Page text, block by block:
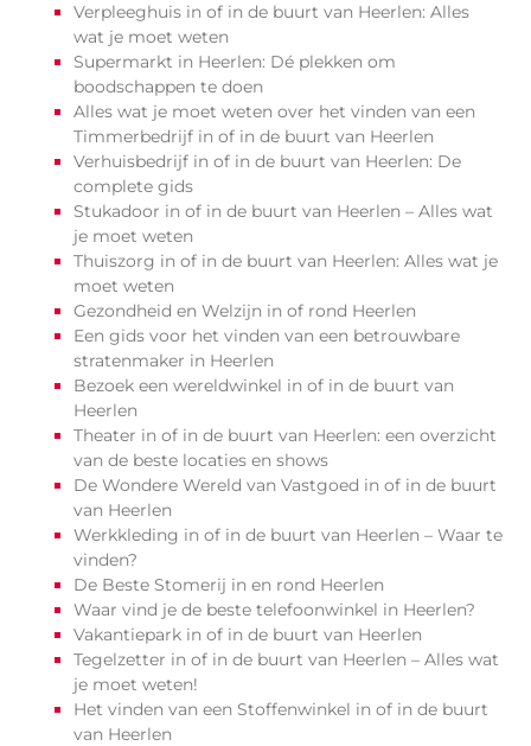
Verpleeghuis in of in de buurt van Heerlen: Alles
wat je moet weten
Supermarkt in Heerlen: Dé plekken om
boodschappen te doen
Alles wat je moet weten over het vinden van een
Timmerbedrijf in of in de buurt van Heerlen
Verhuisbedrijf in of in de buurt van Heerlen: De
complete gids
Stukadoor in of in de buurt van Heerlen – Alles wat
je moet weten
Thuiszorg in of in de buurt van Heerlen: Alles wat je
moet weten
Gezondheid en Welzijn in of rond Heerlen
Een gids voor het vinden van een betrouwbare
stratenmaker in Heerlen
Bezoek een wereldwinkel in of in de buurt van
Heerlen
Theater in of in de buurt van Heerlen: een overzicht
van de beste locaties en shows
De Wondere Wereld van Vastgoed in of in de buurt
van Heerlen
Werkkleding in of in de buurt van Heerlen – Waar te
vinden?
De Beste Stomerij in en rond Heerlen
Waar vind je de beste telefoonwinkel in Heerlen?
Vakantiepark in of in de buurt van Heerlen
Tegelzetter in of in de buurt van Heerlen – Alles wat
je moet weten!
Het vinden van een Stoffenwinkel in of in de buurt
van Heerlen